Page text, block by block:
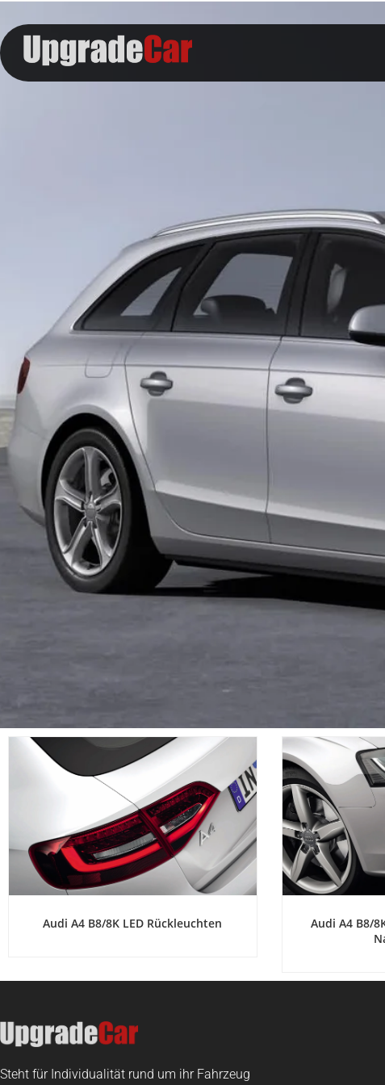
Audi A4 B8/8K LED Rückleuchten
Audi A4 B8/
Steht für Individualität rund um ihr Fahrzeug